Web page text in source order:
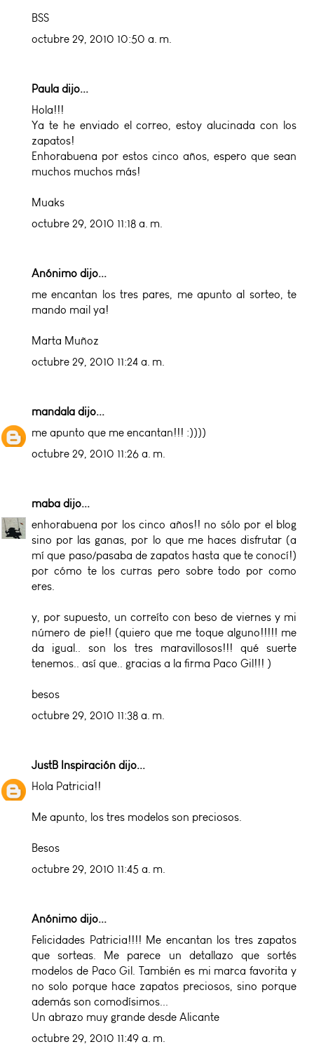
BSS
octubre 29, 2010 10:50 a. m.
Paula dijo...
Hola!!!
Ya te he enviado el correo, estoy alucinada con los
zapatos!
Enhorabuena por estos cinco años, espero que sean
muchos muchos más!
Muaks
octubre 29, 2010 11:18 a. m.
Anónimo dijo...
me encantan los tres pares, me apunto al sorteo, te
mando mail ya!
Marta Muñoz
octubre 29, 2010 11:24 a. m.
mandala dijo...
me apunto que me encantan!!! :))))
octubre 29, 2010 11:26 a. m.
maba dijo...
enhorabuena por los cinco años!! no sólo por el blog
sino por las ganas, por lo que me haces disfrutar (a
mí que paso/pasaba de zapatos hasta que te conocí!)
por cómo te los curras pero sobre todo por como
eres.
y, por supuesto, un correíto con beso de viernes y mi
número de pie!! (quiero que me toque alguno!!!!! me
da igual.. son los tres maravillosos!!! qué suerte
tenemos.. así que.. gracias a la firma Paco Gil!!! )
besos
octubre 29, 2010 11:38 a. m.
JustB Inspiración dijo...
Hola Patricia!!
Me apunto, los tres modelos son preciosos.
Besos
octubre 29, 2010 11:45 a. m.
Anónimo dijo...
Felicidades Patricia!!!! Me encantan los tres zapatos
que sorteas. Me parece un detallazo que sortés
modelos de Paco Gil. También es mi marca favorita y
no solo porque hace zapatos preciosos, sino porque
además son comodísimos...
Un abrazo muy grande desde Alicante
octubre 29, 2010 11:49 a. m.